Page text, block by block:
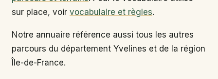
sur place, voir vocabulaire et règles.
Notre annuaire référence aussi tous les autres
parcours du département Yvelines et de la région
Île-de-France.